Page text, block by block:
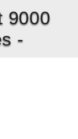
9000
-